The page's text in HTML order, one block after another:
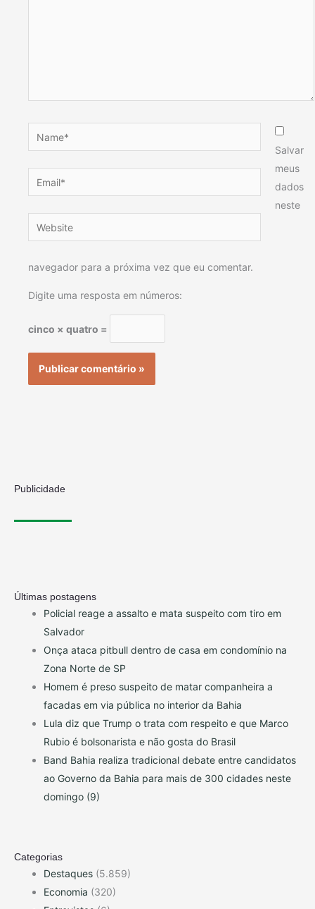
Email*
Website
Salvar
meus
dados
neste
navegador para a próxima vez que eu comentar.
Digite uma resposta em números:
cinco × quatro =
Publicidade
Últimas postagens
Policial reage a assalto e mata suspeito com tiro em
Salvador
Onça ataca pitbull dentro de casa em condomínio na
Zona Norte de SP
Homem é preso suspeito de matar companheira a
facadas em via pública no interior da Bahia
Lula diz que Trump o trata com respeito e que Marco
Rubio é bolsonarista e não gosta do Brasil
Band Bahia realiza tradicional debate entre candidatos
ao Governo da Bahia para mais de 300 cidades neste
domingo (9)
Categorias
Destaques (5.859)
Economia (320)